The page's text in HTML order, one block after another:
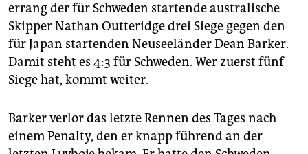
errang der für Schweden startende australische
Skipper Nathan Outteridge drei Siege gegen den
für Japan startenden Neuseeländer Dean Barker.
Damit steht es 4:3 für Schweden. Wer zuerst fünf
Siege hat, kommt weiter.
Barker verlor das letzte Rennen des Tages nach
einem Penalty, den er knapp führend an der